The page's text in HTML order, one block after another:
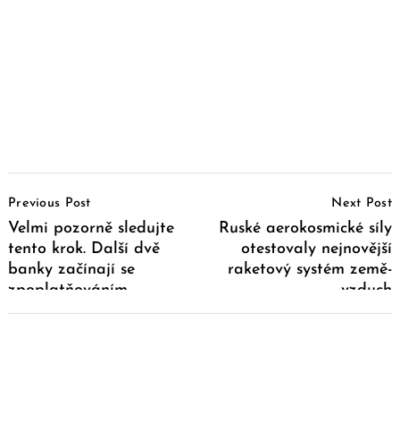
Navigation
Previous Post
Velmi pozorně sledujte
tento krok. Další dvě
banky začínají se
zpoplatňováním
vybraných klientů za
Next Post
Ruské aerokosmické síly
otestovaly nejnovější
raketový systém země-
vzduch